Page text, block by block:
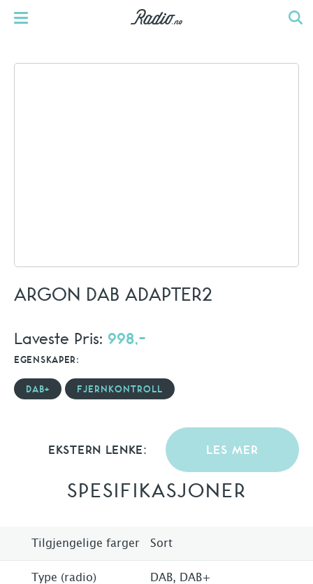
ARGON DAB ADAPTER2
Laveste Pris: 998,-
EGENSKAPER:
DAB+ FJERNKONTROLL
EKSTERN LENKE: LES MER
SPESIFIKASJONER
Tilgjengelige farger Sort
Type (radio) DAB, DAB+